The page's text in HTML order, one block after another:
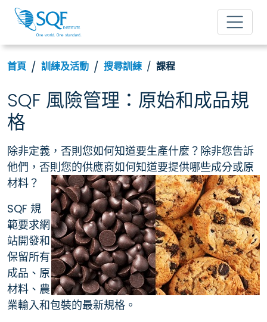
首頁 訓練及活動 搜尋訓練 課程
SQF 風險管理：原始和成品規
格
除非定義，否則您如何知道要生產什麼？除非您告訴
他們，否則您的供應商如何知道要提供哪些成分或原
材料？
SQF 規
範要求網
站開發和
保留所有
成品、原
材料、農
業輸入和包裝的最新規格。